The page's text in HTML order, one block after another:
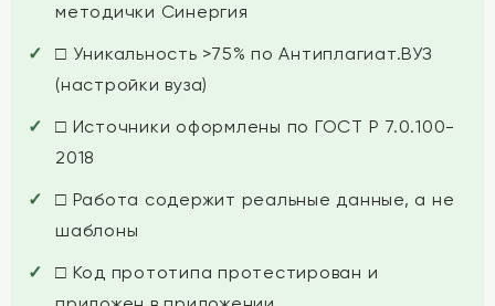
методички Синергия
□ Уникальность >75% по Антиплагиат.ВУЗ
(настройки вуза)
□ Источники оформлены по ГОСТ Р 7.0.100-
2018
□ Работа содержит реальные данные, а не
шаблоны
□ Код прототипа протестирован и